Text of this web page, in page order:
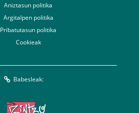
Aniztasun politika
Argitalpen politika
Pribatutasun politika
Cookieak
Babesleak: